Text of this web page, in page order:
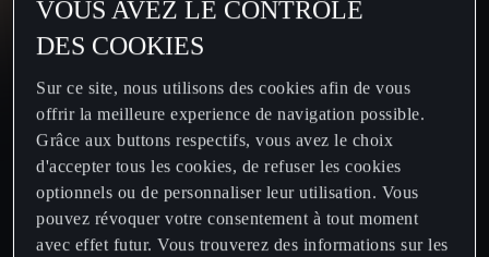
CUPRA Born
Nouvelle CUPRA Raval 2026
Nouvelle CUPRA Born 2026
VOUS AVEZ LE CONTRÔLE
DES COOKIES
Sur ce site, nous utilisons des cookies afin de vous
offrir la meilleure experience de navigation possible.
Grâce aux buttons respectifs, vous avez le choix
d'accepter tous les cookies, de refuser les cookies
optionnels ou de personnaliser leur utilisation. Vous
pouvez révoquer votre consentement à tout moment
avec effet futur. Vous trouverez des informations sur les